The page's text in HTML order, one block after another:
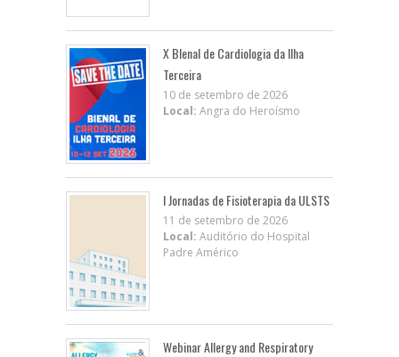
X BIenal de Cardiologia da Ilha
Terceira
10 de setembro de 2026
Local: Angra do Heroísmo
I Jornadas de Fisioterapia da ULSTS
11 de setembro de 2026
Local: Auditório do Hospital
Padre Américo
Webinar Allergy and Respiratory